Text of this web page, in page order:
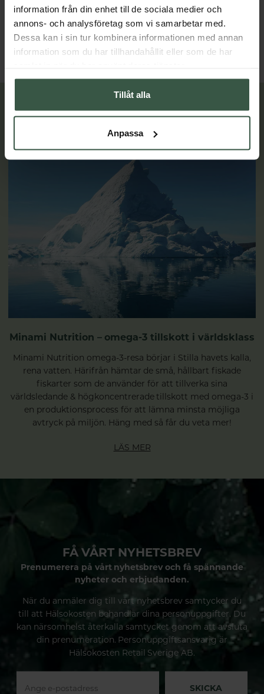
information från din enhet till de sociala medier och
annons- och analysföretag som vi samarbetar med.
Dessa kan i sin tur kombinera informationen med annan
information som du har tillhandahållit eller som de har
Tillåt alla
Anpassa
Great Essentials
398 kr 498 kr
LÄGG I VARUKORGEN
Great Essentials
498 kr
LÄGG I VARUKORGEN
Lär dig mer
Minami Nutrition – omega-3 tillskott i världsklass
Minami Nutrition omega-3-resa börjar i Stilla havets kalla,
rena vatten. Härifrån hämtar de små, hållbart fiskade
fiskarter som de använder för att tillverka sina
världsledande & högkoncentrerade tillskott med omega-3 i
en produktionsprocess för att lämna minsta möjliga
avtryck på miljön. Häng med så får du veta mer!
LÄS MER
FÅ VÅRT NYHETSBREV
Prenumerera på vårt nyhetsbrev och få spännande
nyheter och erbjudanden.
När du anmäler dig till vårt nyhetsbrev samtycker du
till att Hälsokosten behandlar dina personuppgifter. Du
kan närsomhelst återkalla samtycket genom att avsluta
din prenumeration. Personuppgiftsansvarig är
Hälsokosten Retail Sverige AB.
SKICKA